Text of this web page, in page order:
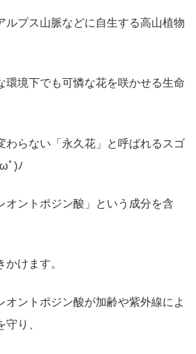
ルプス山脈などに自生する高山植物
環境下でも可憐な花を咲かせる生命
わらない「永久花」と呼ばれるスゴ
ﾟ)ﾉ
オントポジン酸」という成分を含
かけます。
オントポジン酸が加齢や紫外線によ
り、